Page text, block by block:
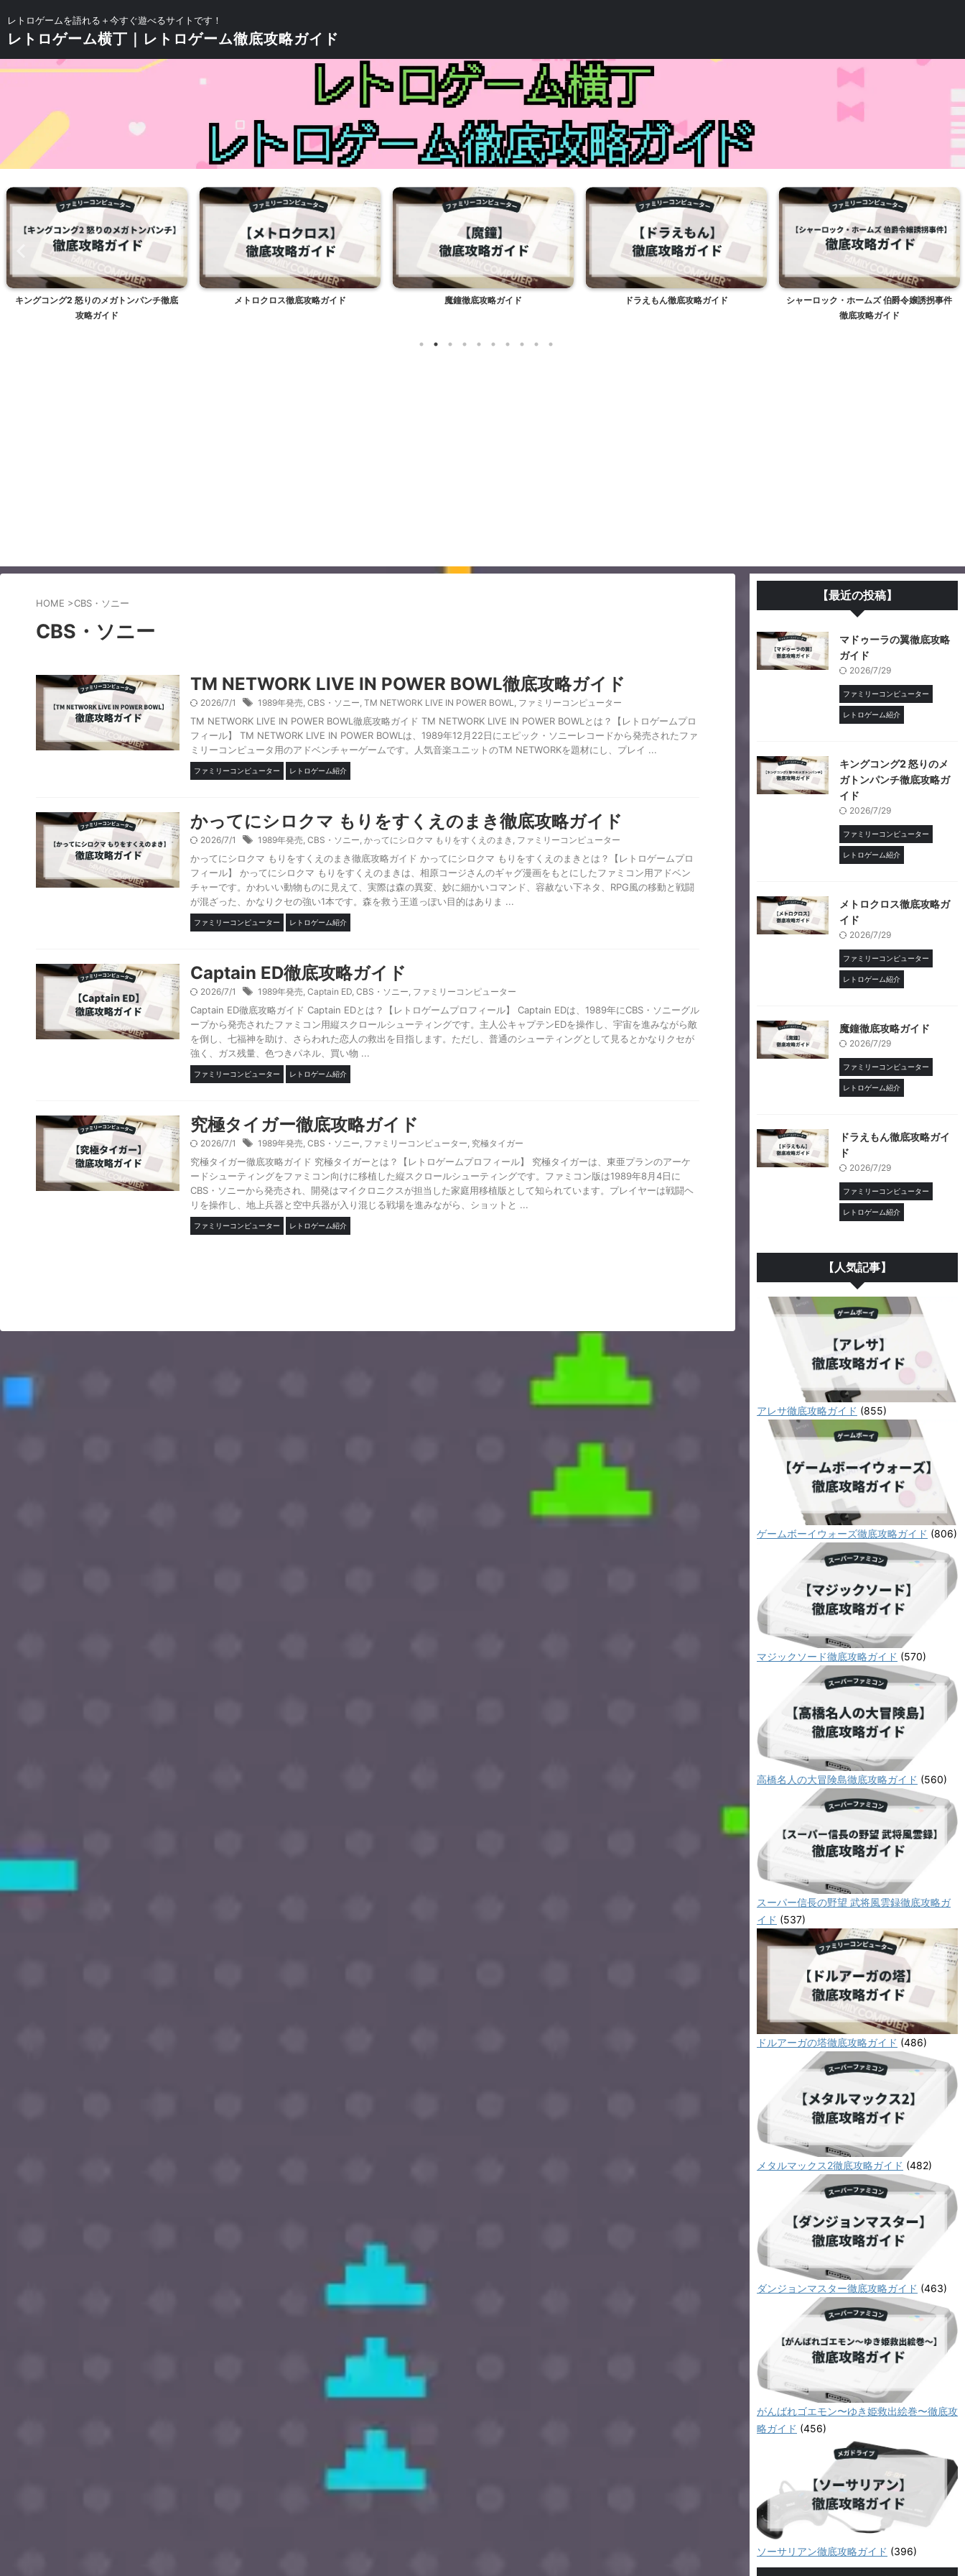
レトロゲームを語れる＋今すぐ遊べるサイトです！
レトロゲーム横丁｜レトロゲーム徹底攻略ガイド
キングコング2 怒りのメガトンパンチ徹底
攻略ガイド
メトロクロス徹底攻略ガイド 魔鐘徹底攻略ガイド ドラえもん徹底攻略ガイド
シャーロック・ホームズ 伯爵令嬢誘拐事件
徹底攻略ガイド
HOME >CBS・ソニー
CBS・ソニー
TM NETWORK LIVE IN POWER BOWL徹底攻略ガイド
2026/7/1 1989年発売, CBS・ソニー, TM NETWORK LIVE IN POWER BOWL, ファミリーコンピューター
TM NETWORK LIVE IN POWER BOWL徹底攻略ガイド TM NETWORK LIVE IN POWER BOWLとは？【レトロゲームプロ
フィール】 TM NETWORK LIVE IN POWER BOWLは、1989年12月22日にエピック・ソニーレコードから発売されたファ
ミリーコンピュータ用のアドベンチャーゲームです。人気音楽ユニットのTM NETWORKを題材にし、プレイ ...
ファミリーコンピューター レトロゲーム紹介
かってにシロクマ もりをすくえのまき徹底攻略ガイド
2026/7/1 1989年発売, CBS・ソニー, かってにシロクマ もりをすくえのまき , ファミリーコンピューター
かってにシロクマ もりをすくえのまき徹底攻略ガイド かってにシロクマ もりをすくえのまきとは？【レトロゲームプロ
フィール】 かってにシロクマ もりをすくえのまきは、相原コージさんのギャグ漫画をもとにしたファミコン用アドベン
チャーです。かわいい動物ものに見えて、実際は森の異変、妙に細かいコマンド、容赦ない下ネタ、RPG風の移動と戦闘
が混ざった、かなりクセの強い1本です。森を救う王道っぽい目的はありま ...
ファミリーコンピューター レトロゲーム紹介
Captain ED徹底攻略ガイド
2026/7/1 1989年発売, Captain ED, CBS・ソニー, ファミリーコンピューター
Captain ED徹底攻略ガイド Captain EDとは？【レトロゲームプロフィール】 Captain EDは、1989年にCBS・ソニーグル
ープから発売されたファミコン用縦スクロールシューティングです。主人公キャプテンEDを操作し、宇宙を進みながら敵
を倒し、七福神を助け、さらわれた恋人の救出を目指します。ただし、普通のシューティングとして見るとかなりクセが
強く、ガス残量、色つきパネル、買い物 ...
ファミリーコンピューター レトロゲーム紹介
究極タイガー徹底攻略ガイド
2026/7/1 1989年発売, CBS・ソニー, ファミリーコンピューター, 究極タイガー
究極タイガー徹底攻略ガイド 究極タイガーとは？【レトロゲームプロフィール】 究極タイガーは、東亜プランのアーケ
ードシューティングをファミコン向けに移植した縦スクロールシューティングです。ファミコン版は1989年8月4日に
CBS・ソニーから発売され、開発はマイクロニクスが担当した家庭用移植版として知られています。プレイヤーは戦闘ヘ
リを操作し、地上兵器と空中兵器が入り混じる戦場を進みながら、ショットと ...
ファミリーコンピューター レトロゲーム紹介
【最近の投稿】
マドゥーラの翼徹底攻略
ガイド
2026/7/29
ファミリーコンピューター
レトロゲーム紹介
キングコング2 怒りのメ
ガトンパンチ徹底攻略ガ
イド
2026/7/29
ファミリーコンピューター
レトロゲーム紹介
メトロクロス徹底攻略ガ
イド
2026/7/29
ファミリーコンピューター
レトロゲーム紹介
魔鐘徹底攻略ガイド
2026/7/29
ファミリーコンピューター
レトロゲーム紹介
ドラえもん徹底攻略ガイ
ド
2026/7/29
ファミリーコンピューター
レトロゲーム紹介
【人気記事】
アレサ徹底攻略ガイド (855)
ゲームボーイウォーズ徹底攻略ガイド (806)
マジックソード徹底攻略ガイド (570)
高橋名人の大冒険島徹底攻略ガイド (560)
スーパー信長の野望 武将風雲録徹底攻略ガ
イド (537)
ドルアーガの塔徹底攻略ガイド (486)
メタルマックス2徹底攻略ガイド (482)
ダンジョンマスター徹底攻略ガイド (463)
がんばれゴエモン〜ゆき姫救出絵巻〜徹底攻
略ガイド (456)
ソーサリアン徹底攻略ガイド (396)